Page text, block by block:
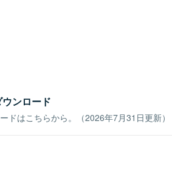
ンロード
ドはこちらから。（2026年7月31日更新）